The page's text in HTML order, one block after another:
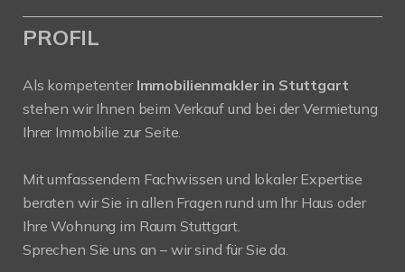
PROFIL
Als kompetenter Immobilienmakler in Stuttgart
stehen wir Ihnen beim Verkauf und bei der Vermietung
Ihrer Immobilie zur Seite.
Mit umfassendem Fachwissen und lokaler Expertise
beraten wir Sie in allen Fragen rund um Ihr Haus oder
Ihre Wohnung im Raum Stuttgart.
Sprechen Sie uns an – wir sind für Sie da.